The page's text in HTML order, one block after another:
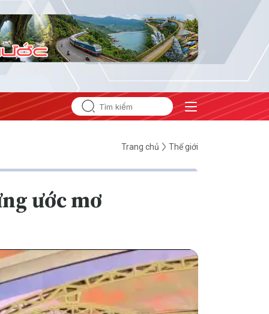
Trang chủ Thế giới
ước mơ